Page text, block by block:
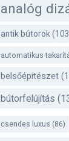
analóg
antik bútorok
automatikus
belsőépítészet
bútorfelújítás
csendes luxus (86)